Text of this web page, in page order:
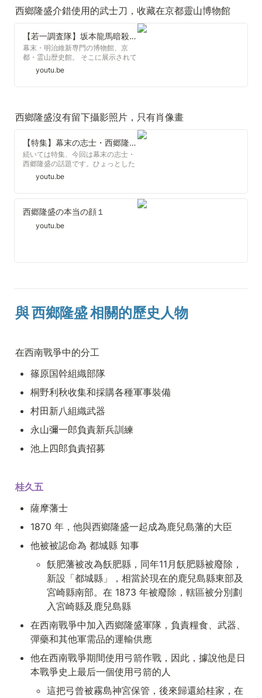
レート写真を「醜体」とからかうな
ど、写真嫌いとして知られた西郷を
象徴する一文も記されています。
１９２７年以降は所在がわからなく
なっていましたが、去年９月に滋賀
県が大津市に住む男性から寄託を受
け、鑑定の結果、原本だと判明した
ということです。 （滋賀県立琵琶
言えると思います」 今回見つかっ
た手紙は、今年５月に県の公文書館
で展示される予定です。 ▼MBS
NEWS HP
https://www.mbs.jp/news/ ▼最新ニ
ュースや特集を毎日配信 チャンネ
ル登録お願いします！
sub_confirmation=1 #西郷隆盛 #
筆 #手紙 #明治維新 #アメリ
カ #写真 #鑑定 #琵琶湖文化
館 #琵琶湖 #近代史 #公文書
西鄉隆盛介錯使用的武士刀，收藏在京都靈山博物館
【若一調査隊】坂本龍馬暗殺の真相 遺品からわかる歴史の真実 京都・霊山歴史館 坂本龍馬を切った刀に隠された秘密とは！？
幕末・明治維新専門の博物館、京
都・霊山歴史館。 そこに展示されて
いたのは「坂本龍馬を暗殺した刀」
や「西郷隆盛の首を切った刀」、新
選組局長・近藤勇が着用していた鎖
さらに龍馬や中岡慎太郎、桂小五郎
らが眠る霊山墓地へ！ 日本の夜明
けを夢見た志士たちに思いをはせ
る・・・ （かんさい情報ネットten.
2024年6月12日放送） ▼若一調査
隊の再生リストはこちら
https://youtube.com/playlist?
list=PLw3b2Pgq-
u2xnAW&si=jxKJ9lOaG9AeQPOI #
読売テレビ #ten #読売テレビニ
ュース #かんさい情報ネットten
#若一調査隊 #若一光司 #五十嵐竜
深堀解説、最新ニュースを毎日配
https://www.youtube.com/channel/UCv7_krlrre3GQi79d4guxHQ
TikTok
https://www.tiktok.com/@ytvnews
テレビニュース
https://www.ytv.co.jp/press/ ▼かん
https://www.facebook.com/ytvten/
https://www.instagram.com/ytv.ten/
https://twitter.com/ytvnewsten
https://www.ytv.co.jp/ten/ ▼情報ラ
https://www.ytv.co.jp/miyaneya/
https://www.ytv.co.jp/wakeup/ ▼
https://www.ytv.co.jp/toukou_box/
youtu.be
西鄉隆盛沒有留下攝影照片，只有肖像畫
【特集】幕末の志士・西郷隆盛の写真を発見？？
続いては特集、今回は幕末の志士・
西郷隆盛の話題です。ひょっとした
ら大発見かもしれない「ある情報」
がＫＳＢに寄せられたんです。
youtu.be
西郷隆盛の本当の顔１
youtu.be
與 西鄉隆盛 相關的歷史人物
在西南戰爭中的分工
篠原国幹組織部隊
桐野利秋收集和採購各種軍事裝備
村田新八組織武器
永山彌一郎負責新兵訓練
池上四郎負責招募
桂久五
薩摩藩士
1870 年，他與西鄉隆盛一起成為鹿兒島藩的大臣
他被被認命為 都城縣 知事
飫肥藩被改為飫肥縣，同年11月飫肥縣被廢除，
新設「都城縣」，相當於現在的鹿兒島縣東部及
宮崎縣南部。在 1873 年被廢除，轄區被分別劃
入宮崎縣及鹿兒島縣
在西南戰爭中加入西鄉隆盛軍隊，負責糧食、武器、
彈藥和其他軍需品的運輸供應
他在西南戰爭期間使用弓箭作戰，因此，據說他是日
本戰爭史上最后一個使用弓箭的人
這把弓曾被霧島神宮保管，後來歸還給桂家，在